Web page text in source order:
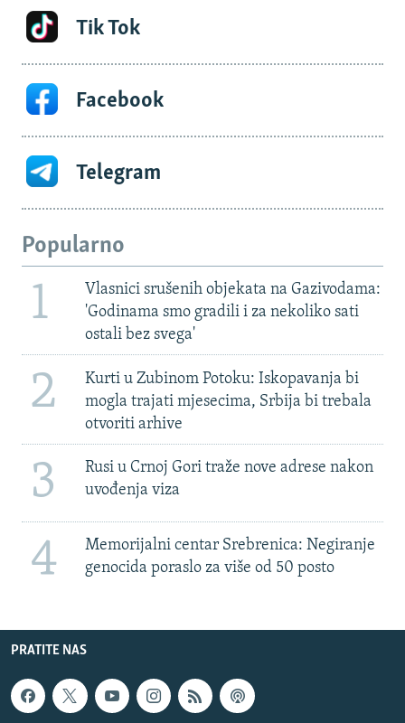
Tik Tok
Facebook
Telegram
Popularno
1
Vlasnici srušenih objekata na Gazivodama:
'Godinama smo gradili i za nekoliko sati
ostali bez svega'
2
Kurti u Zubinom Potoku: Iskopavanja bi
mogla trajati mjesecima, Srbija bi trebala
otvoriti arhive
3
Rusi u Crnoj Gori traže nove adrese nakon
uvođenja viza
4
Memorijalni centar Srebrenica: Negiranje
genocida poraslo za više od 50 posto
PRATITE NAS